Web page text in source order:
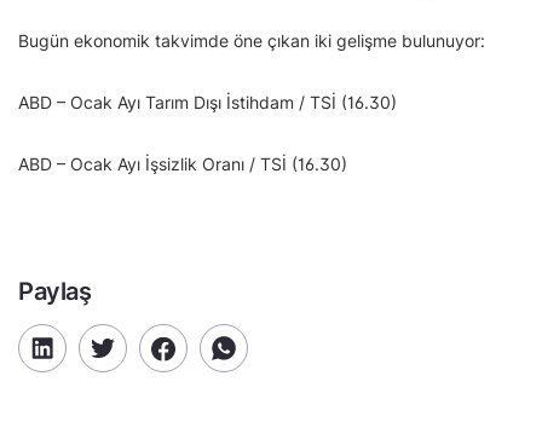
Bugün ekonomik takvimde öne çıkan iki gelişme bulunuyor:
ABD – Ocak Ayı Tarım Dışı İstihdam / TSİ (16.30)
ABD – Ocak Ayı İşsizlik Oranı / TSİ (16.30)
Paylaş